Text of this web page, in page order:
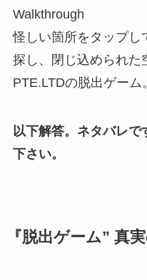
Walkthrough
怪しい箇所をタップし
探し、閉じ込められた
PTE.LTDの脱出ゲーム。
以下解答。ネタバレで
下さい。
『脱出ゲーム” 真